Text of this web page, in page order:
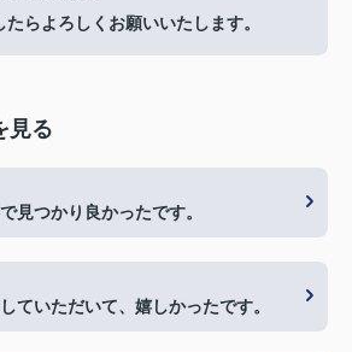
らよろしくお願いいたします。
見る
見つかり良かったです。
ていただいて、嬉しかったです。